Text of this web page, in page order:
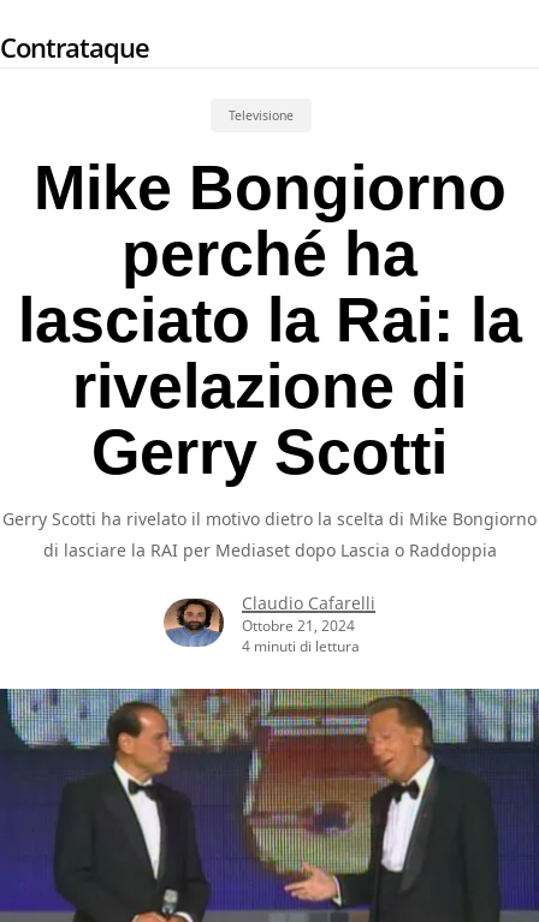
to
Contrataque
Televisione
Mike Bongiorno
perché ha
lasciato la Rai: la
rivelazione di
Gerry Scotti
Gerry Scotti ha rivelato il motivo dietro la scelta di Mike Bongiorno
di lasciare la RAI per Mediaset dopo Lascia o Raddoppia
Claudio Cafarelli
Ottobre 21, 2024
4 minuti di lettura